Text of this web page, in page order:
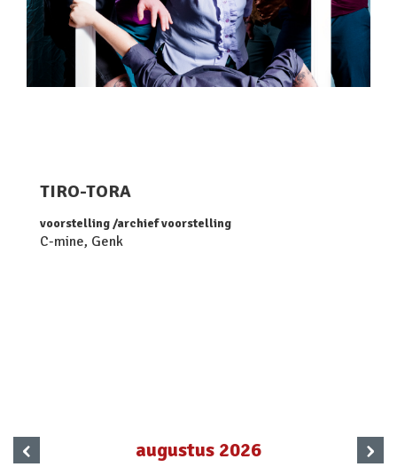
TIRO-TORA
voorstelling archief voorstelling
C-mine, Genk
‹ augustus 2026 ›